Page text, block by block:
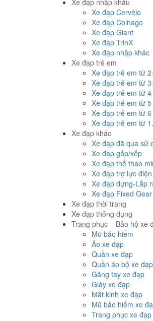
Xe đạp nhập khẩu
Xe đạp Cervélo
Xe đạp Colnago
Xe đạp Giant
Xe đạp TrinX
Xe đạp nhập khác
Xe đạp trẻ em
Xe đạp trẻ em từ
Xe đạp trẻ em từ
Xe đạp trẻ em từ
Xe đạp trẻ em từ
Xe đạp trẻ em từ
Xe đạp trẻ em từ
Xe đạp khác
Xe đạp đã qua sử
Xe đạp gấp/xếp
Xe đạp thể thao
Xe đạp trợ lực điện
Xe đạp dựng-Lắp
Xe đạp Fixed Gear
Xe đạp thời trang
Xe đạp thông dụng
Trang phục – Bảo hộ xe
Mũ bảo hiểm
Áo xe đạp
Quần xe đạp
Quần áo bộ xe đạp
Găng tay xe đạp
Giày xe đạp
Mắt kinh xe đạp
Mũ bảo hiểm xe
Trang phục xe